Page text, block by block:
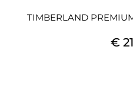
TIMBERLAND
€